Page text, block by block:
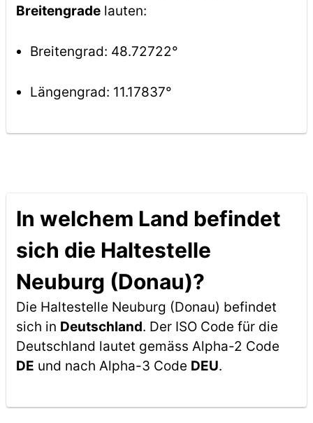
Breitengradelauten:
Breitengrad: 48.72722°
Längengrad: 11.17837°
In welchem Land befindet
sich die Haltestelle
Neuburg (Donau)?
Die Haltestelle Neuburg (Donau) befindet
sich in Deutschland. Der ISO Code für die
Deutschland lautet gemäss Alpha-2 Code
DE und nach Alpha-3 Code DEU.